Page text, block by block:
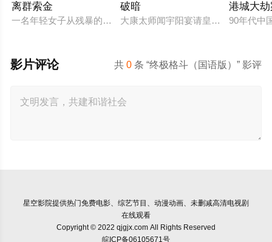
离群索金
一名年轻女子从残暴的亡命团伙手中劫走了一批黄金，一路逃
破暗
大康太师闻宇阳宴请皇上义子神策府
港城大
90年代中
共0 条 “终极格斗（国语版）” 影评
影片评论
星空影院提供热门免费电影、综艺节目、动漫动画、未删减高清电视剧
在线观看
Copyright © 2022 qjgjx.com All Rights Reserved
皖ICP备06105671号